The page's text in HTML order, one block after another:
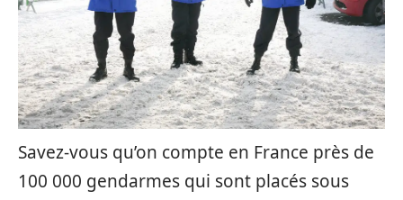
Savez-vous qu’on compte en France près de
100 000 gendarmes qui sont placés sous